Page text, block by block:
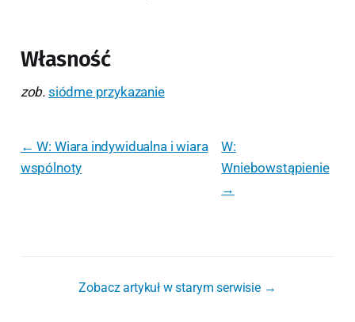
Własność
zob. siódme przykazanie
← W: Wiara indywidualna i wiara
wspólnoty
W:
Wniebowstąpienie
→
Zobacz artykuł w starym serwisie →